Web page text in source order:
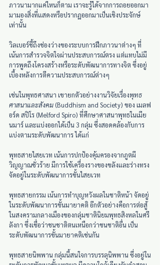
ภาวนามากแค่ไหนก็ตาม เราจะรู้ได้จากการถอยออกมา
มามองสิ่งที่แสดงหรือปรากฏออกมาเป็นเชิงประจักษ์
เท่านั้น
วิลเบอร์ชี้ถึงช่องว่างของระบบการฝึกภาวนาต่างๆ ที่
เน้นการสำรวจจิตใจผ่านประสบการณ์ตรง แต่แทบไม่มี
การพูดถึงโครงสร้างหรือระดับพัฒนาการทางจิต ซึ่งอยู่
เบื้องหลังการตีความประสบการณ์ต่างๆ
เช่นในพุทธศาสนา เขายกตัวอย่างงานวิจัยเรื่องพุทธ
ศาสนาและสังคม (Buddhism and Society) ของ เมลฟ
อร์ด สปิโร (Melford Spiro) ที่ศึกษาศาสนาพุทธในเมีย
นมาร์ และแบ่งออกได้เป็น 3 กลุ่ม ซึ่งสอดคล้องกับการ
แบ่งตามระดับพัฒนาการ ได้แก่
พุทธสายไสยเวท เน้นการปกป้องคุ้มครองจากภูตผี
วิญญาณชั่วร้าย มีการใช้เครื่องรางของขลังและร่างทรง
จัดอยู่ในระดับพัฒนาการขั้นไสยเวท
พุทธสายกรรม เน้นการทำบุญหวังผลในชาติหน้า จัดอยู่
ในระดับพัฒนาการขั้นมายาคติ อีกตัวอย่างคือการต่อสู้
ในสงครามกลางเมืองของกลุ่มชาตินิยมพุทธสิงหลในศรี
ลังกา ซึ่งเชื่อว่าชนชาติตนเหนือกว่าชนชาติอื่น เป็น
ระดับพัฒนาการขั้นมายาคติเช่นกัน
พุทธสายนิพพาน กลุ่มนี้สนใจการบรรลุนิพพาน ซึ่งอยู่ใน